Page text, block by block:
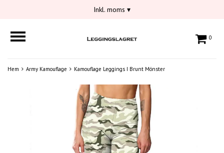
Inkl. moms ▾
0
Hem Army Kamouflage Kamouflage Leggings I Brunt Mönster